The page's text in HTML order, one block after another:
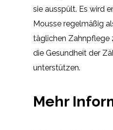
sie ausspült. Es wird
Mousse regelmäßig
täglichen Zahnpflege
die Gesundheit der
unterstützen.
Mehr